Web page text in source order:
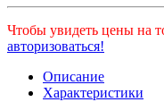
Чтобы увидеть цены на
авторизоваться!
Описание
Характеристики